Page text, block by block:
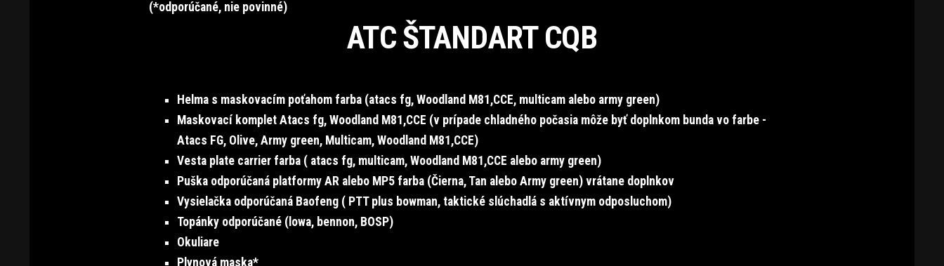
(*odporúčané, nie povinné)
ATC ŠTANDART CQB
Helma s maskovacím poťahom farba (atacs fg, Woodland M81,CCE, multicam alebo army green)
Maskovací komplet Atacs fg, Woodland M81,CCE (v prípade chladného počasia môže byť doplnkom bunda vo farbe -
Atacs FG, Olive, Army green, Multicam, Woodland M81,CCE)
Vesta plate carrier farba ( atacs fg, multicam, Woodland M81,CCE alebo army green)
Puška odporúčaná platformy AR alebo MP5 farba (Čierna, Tan alebo Army green) vrátane doplnkov
Vysielačka odporúčaná Baofeng ( PTT plus bowman, taktické slúchadlá s aktívnym odposluchom)
Topánky odporúčané (lowa, bennon, BOSP)
Okuliare
Plynová maska*